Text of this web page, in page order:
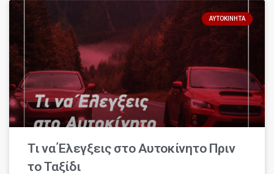
ΑΥΤΟΚΊΝΗΤΑ
Τι να Έλεγξεις στο Αυτοκίνητο Πριν
το Ταξίδι